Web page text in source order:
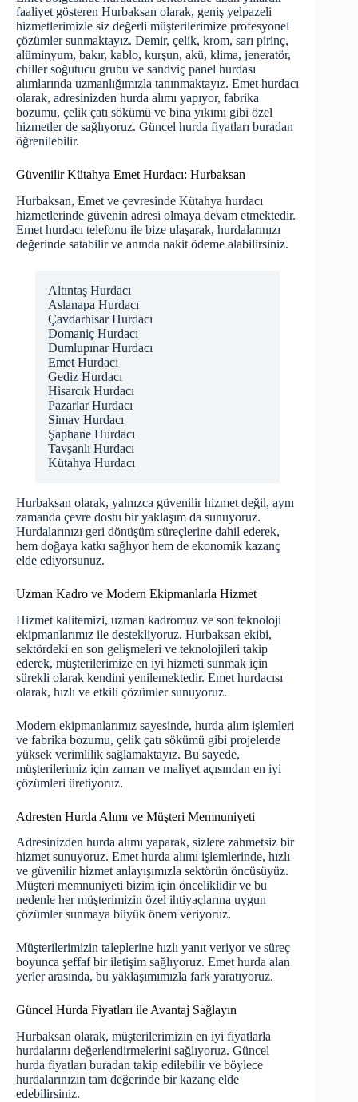
faaliyet gösteren Hurbaksan olarak, geniş yelpazeli
hizmetlerimizle siz değerli müşterilerimize profesyonel
çözümler sunmaktayız. Demir, çelik, krom, sarı pirinç,
alüminyum, bakır, kablo, kurşun, akü, klima, jeneratör,
chiller soğutucu grubu ve sandviç panel hurdası
alımlarında uzmanlığımızla tanınmaktayız. Emet hurdacı
olarak, adresinizden hurda alımı yapıyor, fabrika
bozumu, çelik çatı sökümü ve bina yıkımı gibi özel
hizmetler de sağlıyoruz. Güncel hurda fiyatları buradan
öğrenilebilir.
Güvenilir Kütahya Emet Hurdacı: Hurbaksan
Hurbaksan, Emet ve çevresinde Kütahya hurdacı
hizmetlerinde güvenin adresi olmaya devam etmektedir.
Emet hurdacı telefonu ile bize ulaşarak, hurdalarınızı
değerinde satabilir ve anında nakit ödeme alabilirsiniz.
Altıntaş Hurdacı
Aslanapa Hurdacı
Çavdarhisar Hurdacı
Domaniç Hurdacı
Dumlupınar Hurdacı
Emet Hurdacı
Gediz Hurdacı
Hisarcık Hurdacı
Pazarlar Hurdacı
Simav Hurdacı
Şaphane Hurdacı
Tavşanlı Hurdacı
Kütahya Hurdacı
Hurbaksan olarak, yalnızca güvenilir hizmet değil, aynı
zamanda çevre dostu bir yaklaşım da sunuyoruz.
Hurdalarınızı geri dönüşüm süreçlerine dahil ederek,
hem doğaya katkı sağlıyor hem de ekonomik kazanç
elde ediyorsunuz.
Uzman Kadro ve Modern Ekipmanlarla Hizmet
Hizmet kalitemizi, uzman kadromuz ve son teknoloji
ekipmanlarımız ile destekliyoruz. Hurbaksan ekibi,
sektördeki en son gelişmeleri ve teknolojileri takip
ederek, müşterilerimize en iyi hizmeti sunmak için
sürekli olarak kendini yenilemektedir. Emet hurdacısı
olarak, hızlı ve etkili çözümler sunuyoruz.
Modern ekipmanlarımız sayesinde, hurda alım işlemleri
ve fabrika bozumu, çelik çatı sökümü gibi projelerde
yüksek verimlilik sağlamaktayız. Bu sayede,
müşterilerimiz için zaman ve maliyet açısından en iyi
çözümleri üretiyoruz.
Adresten Hurda Alımı ve Müşteri Memnuniyeti
Adresinizden hurda alımı yaparak, sizlere zahmetsiz bir
hizmet sunuyoruz. Emet hurda alımı işlemlerinde, hızlı
ve güvenilir hizmet anlayışımızla sektörün öncüsüyüz.
Müşteri memnuniyeti bizim için önceliklidir ve bu
nedenle her müşterimizin özel ihtiyaçlarına uygun
çözümler sunmaya büyük önem veriyoruz.
Müşterilerimizin taleplerine hızlı yanıt veriyor ve süreç
boyunca şeffaf bir iletişim sağlıyoruz. Emet hurda alan
yerler arasında, bu yaklaşımımızla fark yaratıyoruz.
Güncel Hurda Fiyatları ile Avantaj Sağlayın
Hurbaksan olarak, müşterilerimizin en iyi fiyatlarla
hurdalarını değerlendirmelerini sağlıyoruz. Güncel
hurda fiyatları buradan takip edilebilir ve böylece
hurdalarınızın tam değerinde bir kazanç elde
edebilirsiniz.